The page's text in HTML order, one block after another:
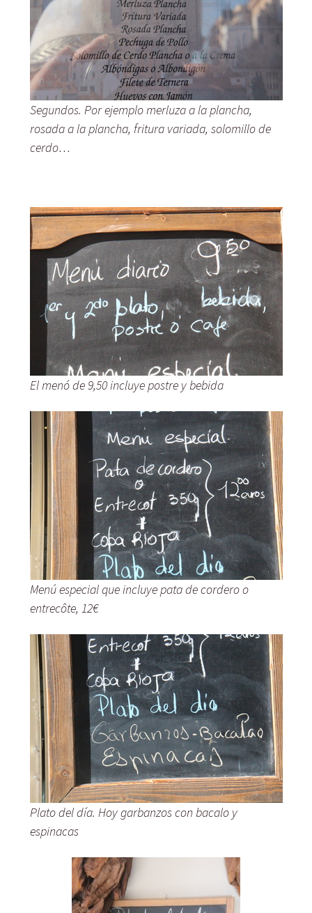
Segundos. Por ejemplo merluza a la plancha,
rosada a la plancha, fritura variada, solomillo de
cerdo…
El menó de 9,50 incluye postre y bebida
Menú especial que incluye pata de cordero o
entrecôte, 12€
Plato del día. Hoy garbanzos con bacalo y
espinacas